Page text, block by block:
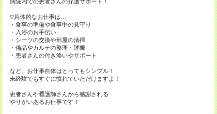
病院内での患者さんの介護サポート！
▽具体的なお仕事は…
・食事の準備や食事中の見守り
・入浴のお手伝い
・シーツの交換や部屋の清掃
・備品やカルテの整理・運搬
・患者さんの付き添いやサポート
など、お仕事自体はとってもシンプル！
未経験でもすぐに慣れていただけますよ！
患者さんや看護師さんから感謝される
やりがいあるお仕事です！